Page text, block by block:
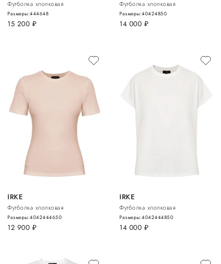
Футболка хлопковая
15 200 руб.
Размеры:444648
Футболка хлопковая
14 000 руб.
Размеры:40424850
IRKE
Футболка хлопковая
12 900 руб.
Размеры:4042444650
IRKE
Футболка хлопковая
14 000 руб.
Размеры:4042444850